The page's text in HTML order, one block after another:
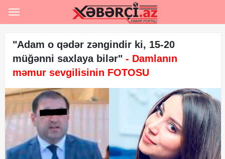
Rəsmi
Hərbi
Hadisə
Siyasət
Sosial
İqtisadiyyat
"Adam o qədər zəngindir ki, 15-20
müğənni saxlaya bilər" - Damlanın
məmur sevgilisinin FOTOSU